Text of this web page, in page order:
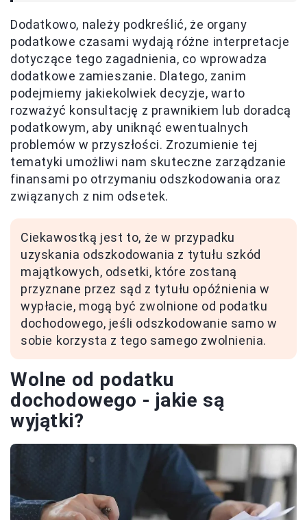
Dodatkowo, należy podkreślić, że organy
podatkowe czasami wydają różne interpretacje
dotyczące tego zagadnienia, co wprowadza
dodatkowe zamieszanie. Dlatego, zanim
podejmiemy jakiekolwiek decyzje, warto
rozważyć konsultację z prawnikiem lub doradcą
podatkowym, aby uniknąć ewentualnych
problemów w przyszłości. Zrozumienie tej
tematyki umożliwi nam skuteczne zarządzanie
finansami po otrzymaniu odszkodowania oraz
związanych z nim odsetek.
Ciekawostką jest to, że w przypadku
uzyskania odszkodowania z tytułu szkód
majątkowych, odsetki, które zostaną
przyznane przez sąd z tytułu opóźnienia w
wypłacie, mogą być zwolnione od podatku
dochodowego, jeśli odszkodowanie samo w
sobie korzysta z tego samego zwolnienia.
Wolne od podatku
dochodowego - jakie są
wyjątki?